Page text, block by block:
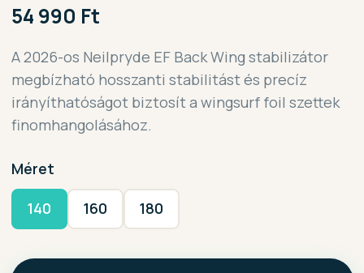
54 990 Ft
A 2026-os Neilpryde EF Back Wing stabilizátor
megbízható hosszanti stabilitást és precíz
irányíthatóságot biztosít a wingsurf foil szettek
finomhangolásához.
Méret
140 160 180